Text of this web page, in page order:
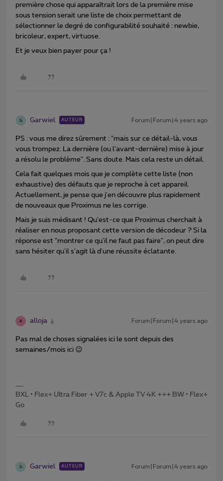
première chose qui apparaîtrait lors de la première mise
sous tension serait une liste de choix permettant de
sélectionner le degré de configurabilité souhaité : newbie,
bricoleur, expert, virtuose.
Et je veux bien payer pour ça !
G Garwiel AUTEUR Forum|Forum|4 years ago
PS : vous me direz sûrement : "mais sur ce détail-là, vous
vous trompez. La dernière (ou l'avant-dernière) mise à jour
a résolu le problème". Sans doute. Mais cela reste un détail.
Cela fait quelques mois que je complète cette liste (non
exhaustive) des défauts que je reproche à cet appareil.
Actuellement, je pense que j'en découvre plus rapidement
de nouveaux que Proximus ne les corrige.
Mais je suis médisant ! Qu'est-ce que Proximus cherchait à
réaliser en nous proposant cette version de décodeur ? Si la
réponse est "montrer ce qu'il ne faut pas faire", on peut dire
sans hésiter qu'il s'agit là d'une réussite éclatante.
A alloja Forum|Forum|4 years ago
Pas mal de choses signalées ici le sont depuis des
semaines/mois ici 😉
BXL • Flex+ Ultra Fiber + V7c & Apple TV 4K +++ BW • Flex+
Go
G Garwiel AUTEUR Forum|Forum|4 years ago